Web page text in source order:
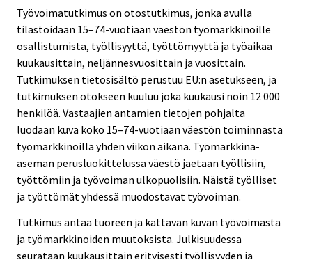
Työvoimatutkimus on otostutkimus, jonka avulla
tilastoidaan 15–74-vuotiaan väestön työmarkkinoille
osallistumista, työllisyyttä, työttömyyttä ja työaikaa
kuukausittain, neljännesvuosittain ja vuosittain.
Tutkimuksen tietosisältö perustuu EU:n asetukseen, ja
tutkimuksen otokseen kuuluu joka kuukausi noin 12 000
henkilöä. Vastaajien antamien tietojen pohjalta
luodaan kuva koko 15–74-vuotiaan väestön toiminnasta
työmarkkinoilla yhden viikon aikana. Työmarkkina-
aseman perusluokittelussa väestö jaetaan työllisiin,
työttömiin ja työvoiman ulkopuolisiin. Näistä työlliset
ja työttömät yhdessä muodostavat työvoiman.
Tutkimus antaa tuoreen ja kattavan kuvan työvoimasta
ja työmarkkinoiden muutoksista. Julkisuudessa
seurataan kuukausittain erityisesti työllisyyden ja